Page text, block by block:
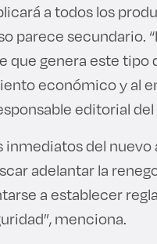
a todos los
parece secundario.
genera este tipo
económico y al
editorial
del nuevo
adelantar la
a establecer
menciona.